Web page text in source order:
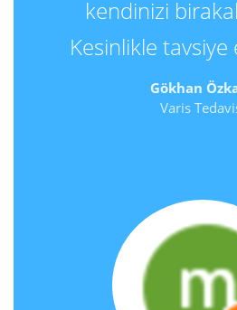
kendinizi
Kesinlikle
Gökhan
Varis